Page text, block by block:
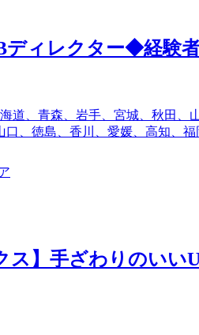
ィレクター◆経験
道、青森、岩手、宮城、秋田
、徳島、香川、愛媛、高知、
ス】手ざわりのい